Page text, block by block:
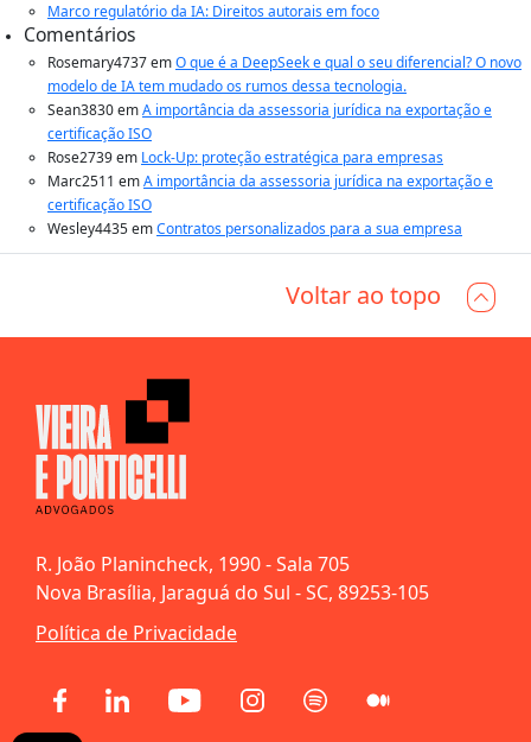
Marco regulatório da IA: Direitos autorais em foco
Comentários
Rosemary4737emO que é a DeepSeek e qual o seu diferencial? O novo
modelo de IA tem mudado os rumos dessa tecnologia.
Sean3830emA importância da assessoria jurídica na exportação e
certificação ISO
Rose2739em Lock-Up: proteção estratégica para empresas
Marc2511 emA importância da assessoria jurídica na exportação e
certificação ISO
Wesley4435emContratos personalizados para a sua empresa
Voltar ao topo
R. João Planincheck, 1990 - Sala 705
Nova Brasília, Jaraguá do Sul - SC, 89253-105
Política de Privacidade